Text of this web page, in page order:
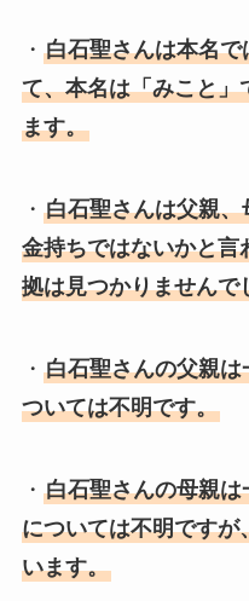
・ 白石聖さんは本名
て、本名は「みこと」
ます。
・ 白石聖さんは父親
金持ちではないかと言
拠は見つかりませんで
・ 白石聖さんの父親
ついては不明です。
・ 白石聖さんの母親
については不明ですが
います。